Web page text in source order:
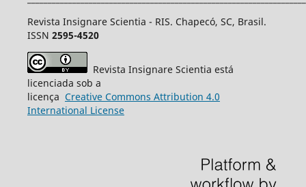
Revista Insignare Scientia - RIS. Chapecó, SC, Brasil.
ISSN 2595-4520
Revista Insignare Scientia está
licenciada sob a
licença Creative Commons Attribution 4.0
International License